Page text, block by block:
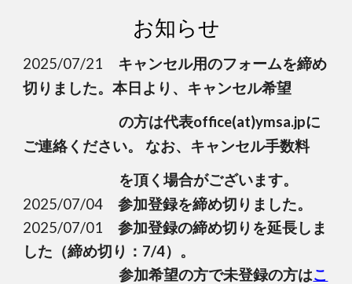
お知らせ
2025/07/21 キャンセル用のフォームを締め
切りました。本日より、キャンセル希望
の方は代表office(at)ymsa.jpに
ご連絡ください。
なお、キャンセル手数料
を頂く場合がございます。
2025/07/04参加登録を締め切りました。
2025/07/01参加登録の締め切りを延長しま
した（締め切り：7/4）。
参加希望の方で未登録の方はこ